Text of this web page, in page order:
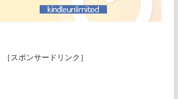
［スポンサードリンク］